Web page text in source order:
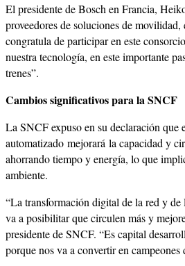
El presidente de Bosch en Francia,
proveedores de soluciones de
congratula de participar en este
nuestra tecnología, en este importante
trenes”.
Cambios significativos para la SNCF
La SNCF expuso en su declaración que
automatizado mejorará la capacidad y
ahorrando tiempo y energía, lo que
ambiente.
“La transformación digital de la red y de
va a posibilitar que circulen más y
presidente de SNCF. “Es capital
porque nos va a convertir en campeones